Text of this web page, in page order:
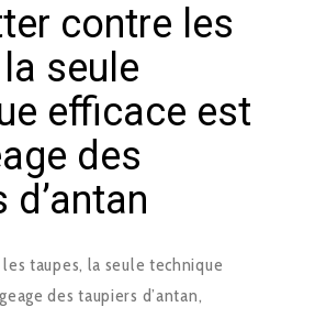
contre les
seule
efficace est
des
taupes, la seule technique
des taupiers d’antan,